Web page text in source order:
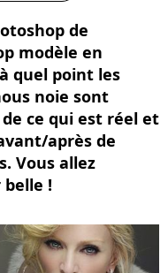
de
modèle en
quel point les
noie sont
ce qui est réel et
après de
Vous allez
!